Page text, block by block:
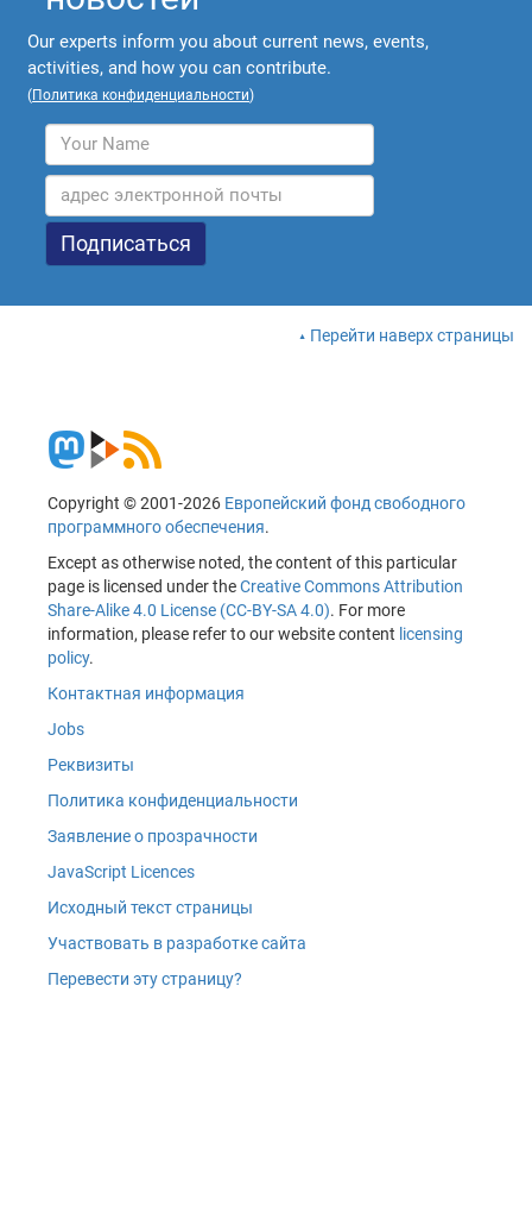
Our experts inform you about current news, events,
activities, and how you can contribute.
(Политика конфиденциальности)
Перейти наверх страницы
Copyright © 2001-2026 Европейский фонд свободного
программного обеспечения.
Except as otherwise noted, the content of this particular
page is licensed under theCreative Commons Attribution
Share-Alike 4.0 License (CC-BY-SA 4.0). For more
information, please refer to our website content licensing
policy.
Контактная информация
Jobs
Реквизиты
Политика конфиденциальности
Заявление о прозрачности
JavaScript Licences
Исходный текст страницы
Участвовать в разработке сайта
Перевести эту страницу?